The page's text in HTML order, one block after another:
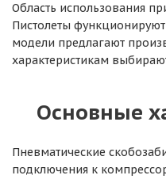
Область использования
Пистолеты
модели предлагают
характеристикам
Основные
Пневматические
подключения к